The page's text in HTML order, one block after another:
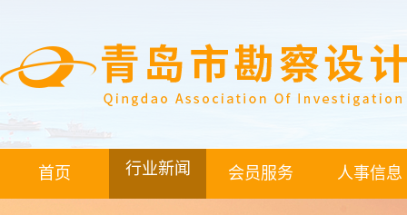
首页 行业新闻 会员服务 人事信息